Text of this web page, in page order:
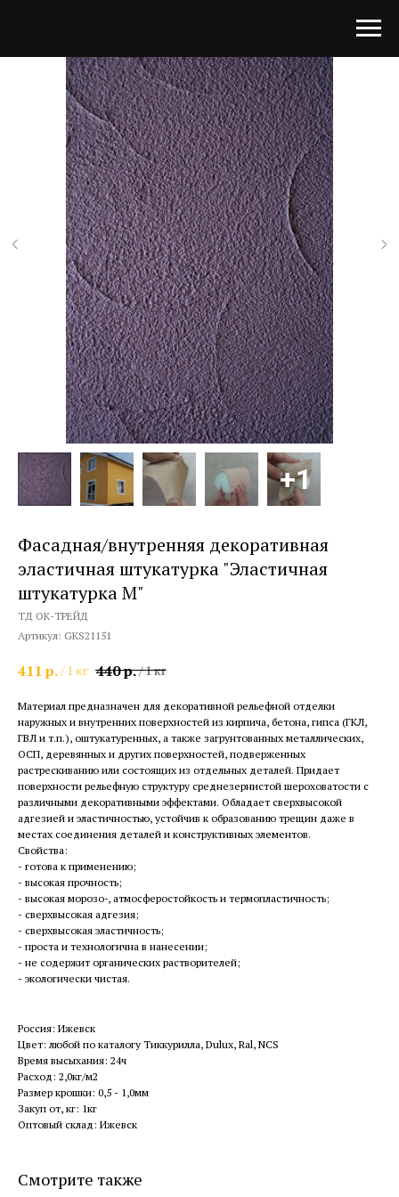
Фасадная/внутренняя декоративная
эластичная штукатурка "Эластичная
штукатурка М"
ТД ОК-ТРЕЙД
Артикул: GKS21151
411 р./ 1 кг 440р./1 кг
Материал предназначен для декоративной рельефной отделки
наружных и внутренних поверхностей из кирпича, бетона, гипса (ГКЛ,
ГВЛ и т.п.), оштукатуренных, а также загрунтованных металлических,
ОСП, деревянных и других поверхностей, подверженных
растрескиванию или состоящих из отдельных деталей. Придает
поверхности рельефную структуру среднезернистой шероховатости с
различными декоративными эффектами. Обладает сверхвысокой
адгезией и эластичностью, устойчив к образованию трещин даже в
местах соединения деталей и конструктивных элементов.
Свойства:
- готова к применению;
- высокая прочность;
- высокая морозо-, атмосферостойкость и термопластичность;
- сверхвысокая адгезия;
- сверхвысокая эластичность;
- проста и технологична в нанесении;
- не содержит органических растворителей;
- экологически чистая.
Россия: Ижевск
Цвет: любой по каталогу Тиккурилла, Dulux, Ral, NCS
Время высыхания: 24ч
Расход: 2,0кг/м2
Размер крошки: 0,5 - 1,0мм
Закуп от, кг: 1кг
Оптовый склад: Ижевск
Смотрите также